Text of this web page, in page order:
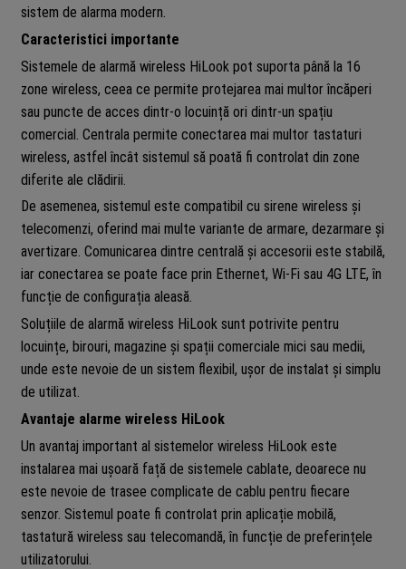
sistem de alarma modern.
Caracteristici importante
Sistemele de alarmă wireless HiLook pot suporta până la 16
zone wireless, ceea ce permite protejarea mai multor încăperi
sau puncte de acces dintr-o locuință ori dintr-un spațiu
comercial. Centrala permite conectarea mai multor tastaturi
wireless, astfel încât sistemul să poată fi controlat din zone
diferite ale clădirii.
De asemenea, sistemul este compatibil cu sirene wireless și
telecomenzi, oferind mai multe variante de armare, dezarmare și
avertizare. Comunicarea dintre centrală și accesorii este stabilă,
iar conectarea se poate face prin Ethernet, Wi-Fi sau 4G LTE, în
funcție de configurația aleasă.
Soluțiile de alarmă wireless HiLook sunt potrivite pentru
locuințe, birouri, magazine și spații comerciale mici sau medii,
unde este nevoie de un sistem flexibil, ușor de instalat și simplu
de utilizat.
Avantaje alarme wireless HiLook
Un avantaj important al sistemelor wireless HiLook este
instalarea mai ușoară față de sistemele cablate, deoarece nu
este nevoie de trasee complicate de cablu pentru fiecare
senzor. Sistemul poate fi controlat prin aplicație mobilă,
tastatură wireless sau telecomandă, în funcție de preferințele
utilizatorului.